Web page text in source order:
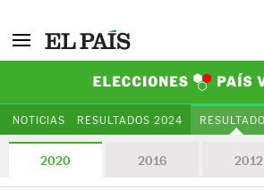
NOTICIAS RESULTADOS 2024
2020 2016 2012